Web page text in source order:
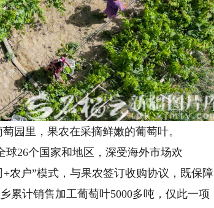
里，果农在采摘鲜嫩的葡萄叶。
26个国家和地区，深受海外市场欢
农户”模式，与果农签订收购协议，既保障
累计销售加工葡萄叶5000多吨，仅此一项